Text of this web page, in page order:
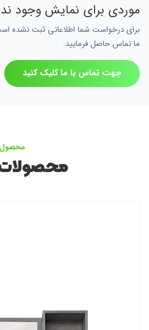
موردی برای نمایش وجود
برای درخواست شما اطلاعاتی ثبت نشده
ما تماس حاصل فرمایید.
جهت تماس با ما کلیک کنید
محصول